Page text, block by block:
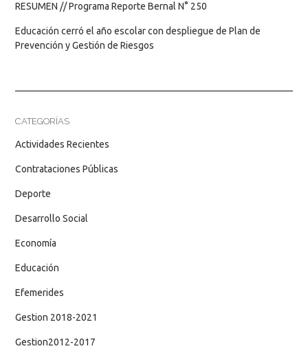
RESUMEN // Programa Reporte Bernal N° 250
Educación cerró el año escolar con despliegue de Plan de
Prevención y Gestión de Riesgos
CATEGORÍAS
Actividades Recientes
Contrataciones Públicas
Deporte
Desarrollo Social
Economía
Educación
Efemerides
Gestion 2018-2021
Gestion2012-2017